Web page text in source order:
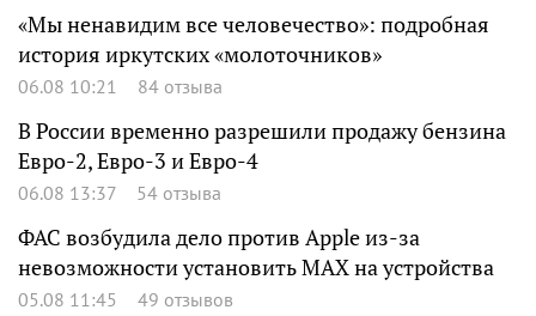
«Мы ненавидим все человечество»: подробная
история иркутских «молоточников»
06.08 10:21 84 отзыва
В России временно разрешили продажу бензина
Евро-2, Евро-3 и Евро-4
06.08 13:37 54 отзыва
ФАС возбудила дело против Apple из-за
невозможности установить MAX на устройства
05.08 11:45 49 отзывов